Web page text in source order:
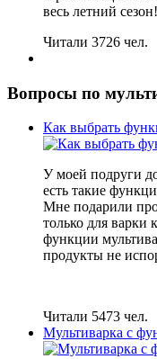
весь летний сезон!
Читали 3726 чел.
Вопросы по
Как выбрать
У моей подруги
есть такие
Мне подарили
только для варки
функции
продукты не
Читали 5473 чел.
Мультиварка с